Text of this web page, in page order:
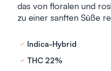
das von floralen und
zu einer sanften Süße
Indica-Hybrid
THC 22%